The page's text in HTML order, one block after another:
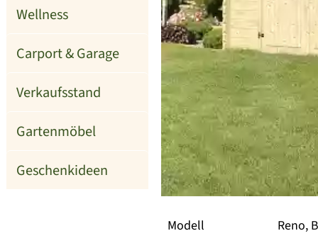
Wellness
Carport & Garage
Verkaufsstand
Gartenmöbel
Geschenkideen
Modell Reno,